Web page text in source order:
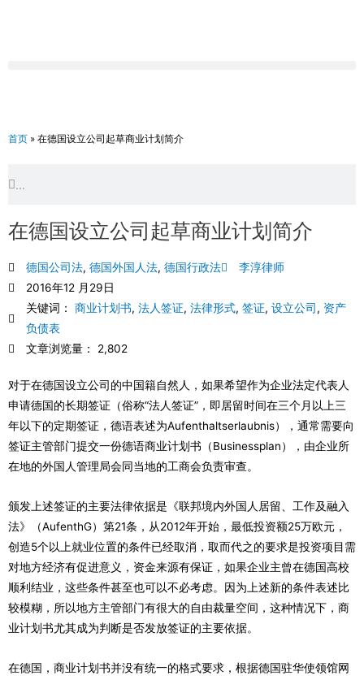
首页 » 在德国设立公司起草商业计划简介
在德国设立公司起草商业计划简介
德国公司法,德国外国人法,德国行政法
李淳律师
2016年12 月29日
关键词：
商业计划书,法人签证,法律形式,签证,设立公司 , 资产
负债表
文章浏览量： 2,802
对于在德国设立公司的中国籍自然人，如果希望作为企业法定代表人
申请德国的长期签证（俗称“法人签证”，即居留时间在三个月以上三
年以下的定期签证，德语表述为Aufenthaltserlaubnis），通常需要向
签证主管部门提交一份德语商业计划书（Businessplan），由企业所
在地的外国人管理局会同当地的工商会负责审查。
颁发上述签证的主要法律依据是《联邦境内外国人居留、工作及融入
法》（AufenthG）第21条，从2012年开始，最低投资额25万欧元，
创造5个以上就业位置的条件已经取消，取而代之的要求是投资项目需
对地方经济有促进意义，资金来源有保证，如果企业主曾在德国高校
顺利结业，这些条件甚至也可以不必考虑。因为上述新的条件表述比
较模糊，所以地方主管部门有很大的自由裁量空间，这种情况下，商
业计划书尤其成为判断是否发放签证的主要依据。
在德国，商业计划书并没有统一的格式要求，根据德国驻华使领馆网